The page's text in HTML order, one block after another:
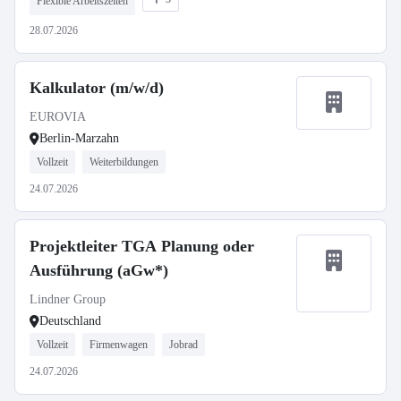
28.07.2026
Kalkulator (m/w/d)
EUROVIA
Berlin-Marzahn
Vollzeit Weiterbildungen
24.07.2026
Projektleiter TGA Planung oder
Ausführung (aGw*)
Lindner Group
Deutschland
Vollzeit Firmenwagen Jobrad
24.07.2026